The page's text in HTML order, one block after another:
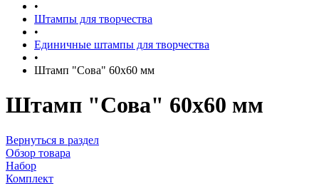
•
Штампы для творчества
•
Единичные штампы для творчества
•
Штамп "Сова" 60х60 мм
Штамп "Сова" 60х60 мм
Вернуться в раздел
Обзор товара
Набор
Комплект